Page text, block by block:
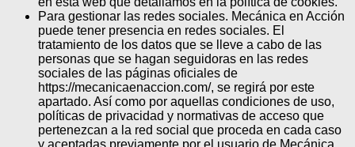
Para gestionar las redes sociales. Mecánica en Acción
puede tener presencia en redes sociales. El
tratamiento de los datos que se lleve a cabo de las
personas que se hagan seguidoras en las redes
sociales de las páginas oficiales de
https://mecanicaenaccion.com/, se regirá por este
apartado. Así como por aquellas condiciones de uso,
políticas de privacidad y normativas de acceso que
pertenezcan a la red social que proceda en cada caso
y aceptadas previamente por el usuario de Mecánica